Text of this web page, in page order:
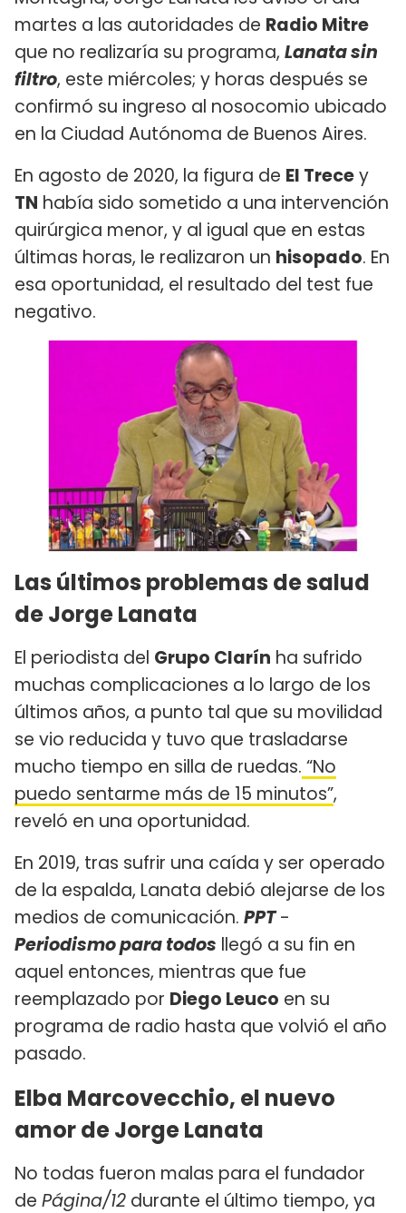
martes a las autoridades de Radio Mitre
que no realizaría su programa, Lanata sin
filtro, este miércoles; y horas después se
confirmó su ingreso al nosocomio ubicado
en la Ciudad Autónoma de Buenos Aires.
En agosto de 2020, la figura de El Trecey
TN había sido sometido a una intervención
quirúrgica menor, y al igual que en estas
últimas horas, le realizaron un hisopado. En
esa oportunidad, el resultado del test fue
negativo.
Las últimos problemas de salud
de Jorge Lanata
El periodista del Grupo Clarín ha sufrido
muchas complicaciones a lo largo de los
últimos años, a punto tal que su movilidad
se vio reducida y tuvo que trasladarse
mucho tiempo en silla de ruedas. “No
puedo sentarme más de 15 minutos”,
reveló en una oportunidad.
En 2019, tras sufrir una caída y ser operado
de la espalda, Lanata debió alejarse de los
medios de comunicación. PPT-
Periodismo para todos llegó a su fin en
aquel entonces, mientras que fue
reemplazado por Diego Leuco en su
programa de radio hasta que volvió el año
pasado.
Elba Marcovecchio, el nuevo
amor de Jorge Lanata
No todas fueron malas para el fundador
de Página/12 durante el último tiempo, ya